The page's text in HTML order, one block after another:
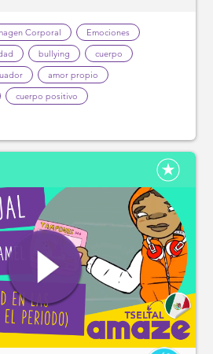
Corporal
Emociones
bullying
cuerpo
amor propio
cuerpo positivo